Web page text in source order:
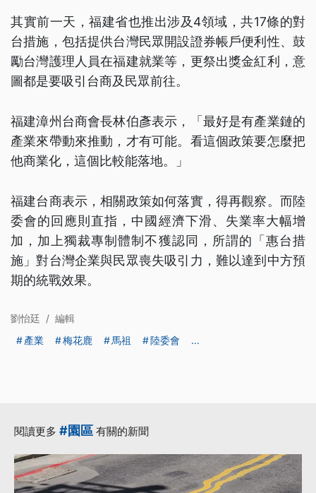
其實前一天，福建省也推出涉及4領域，共17條的對
台措施，包括提供台灣民眾開設證券帳戶便利性、鼓
勵台灣護理人員在福建就業等，更祭出獎金紅利，意
圖都是要吸引台商及民眾前往。
福建漳州台商會長林伯彥表示，「最好是有產業鏈的
產業來帶動來推動，才有可能。看這個政策要怎麼把
他商業化，這個比較能落地。」
福建台商表示，相關政策如何落實，得再觀察。而陸
委會的回應則直指，中國經濟下滑、失業率大幅增
加，加上獨裁專制體制不獲認同，所謂的「惠台措
施」對台灣企業與民眾喪失吸引力，難以達到中方預
期的統戰效果。
劉怡廷 / 編輯
產業
梅花鹿 馬祖 陸委會 ...
閱讀更多 #園區 有關的新聞